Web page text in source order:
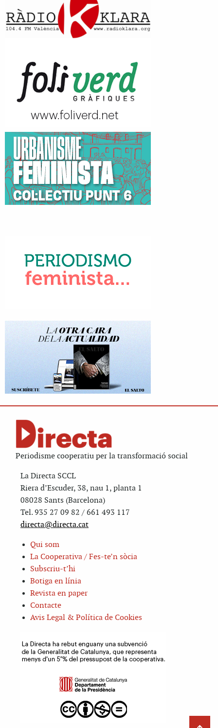
Periodisme cooperatiu per la transformació social
La Directa SCCL
Riera d’Escuder, 38, nau 1, planta 1
08028 Sants (Barcelona)
Tel. 935 27 09 82 / 661 493 117
directa@directa.cat
Qui som
La Cooperativa / Fes-te’n sòcia
Subscriu-t’hi
Botiga en línia
Revista en paper
Contacte
Avis Legal & Política de Cookies